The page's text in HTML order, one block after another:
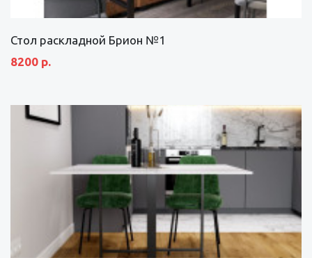
Стол раскладной Брион №1
8200 р.